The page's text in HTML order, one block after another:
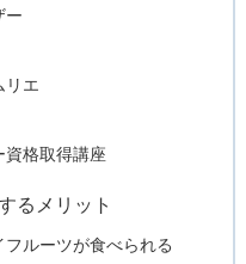
ー
リエ
格取得講座
るメリット
ルーツが食べられる